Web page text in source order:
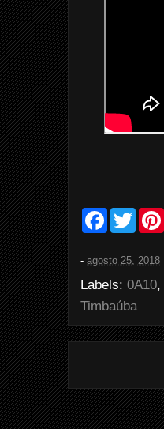
F
b
o
k
T
w
t
r
- agosto 25, 2018
Labels: 0A10,
Timbaúba